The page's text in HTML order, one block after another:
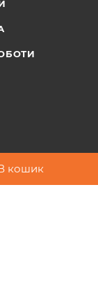
кошик